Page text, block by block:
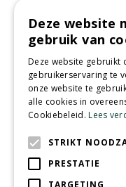
Deze website
gebruik van
Deze website gebruikt
gebruikerservaring te
onze website te
alle cookies in
Cookiebeleid.Lees
STRIKT
PRESTATIE
TARGETING